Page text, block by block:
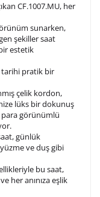
10
10
10 / 10
Vazgeç
CF.1007.MU, her
sunarken,
şekiller saat
estetik
tarihi pratik bir
çelik kordon,
lüks bir dokunuş
para görünümlü
günlük
ve duş gibi
bu saat,
her anınıza eşlik